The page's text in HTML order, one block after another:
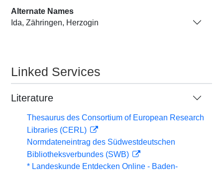
Alternate Names
Ida, Zähringen, Herzogin
Linked Services
Literature
Thesaurus des Consortium of European Research
Libraries (CERL)
Normdateneintrag des Südwestdeutschen
Bibliotheksverbundes (SWB)
* Landeskunde Entdecken Online - Baden-